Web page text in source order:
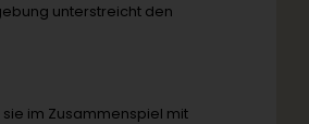
unterstreicht den
im Zusammenspiel mit